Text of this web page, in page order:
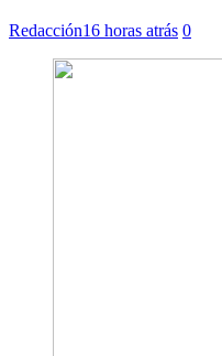
Redacción16 horas atrás 0